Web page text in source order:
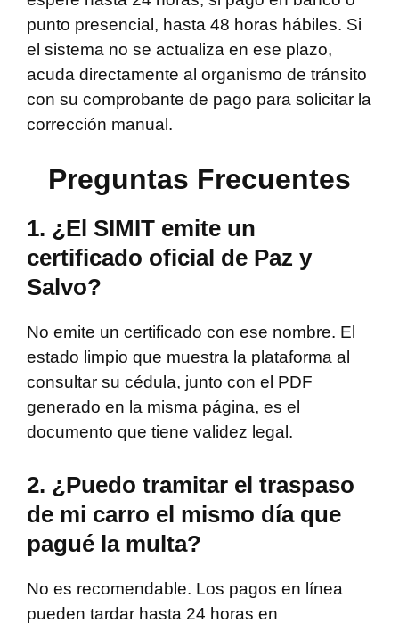
punto presencial, hasta 48 horas hábiles. Si
el sistema no se actualiza en ese plazo,
acuda directamente al organismo de tránsito
con su comprobante de pago para solicitar la
corrección manual.
Preguntas Frecuentes
1. ¿El SIMIT emite un
certificado oficial de Paz y
Salvo?
No emite un certificado con ese nombre. El
estado limpio que muestra la plataforma al
consultar su cédula, junto con el PDF
generado en la misma página, es el
documento que tiene validez legal.
2. ¿Puedo tramitar el traspaso
de mi carro el mismo día que
pagué la multa?
No es recomendable. Los pagos en línea
pueden tardar hasta 24 horas en